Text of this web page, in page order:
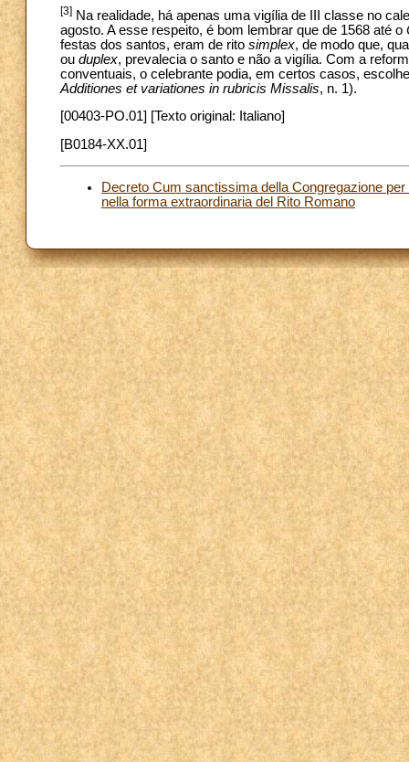
[3] Na realidade, há apenas uma vigília de III classe no
agosto. A esse respeito, é bom lembrar que de 1568 até o
festas dos santos, eram de rito simplex, de modo que,
ou duplex, prevalecia o santo e não a vigília. Com a
conventuais, o celebrante podia, em certos casos,
Additiones et variationes in rubricis Missalis, n. 1).
[00403-PO.01] [Texto original: Italiano]
[B0184-XX.01]
Decreto Cum sanctissima della Congregazione
nella forma extraordinaria del Rito Romano